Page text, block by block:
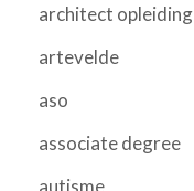
architect opleiding
artevelde
aso
associate degree
autisme